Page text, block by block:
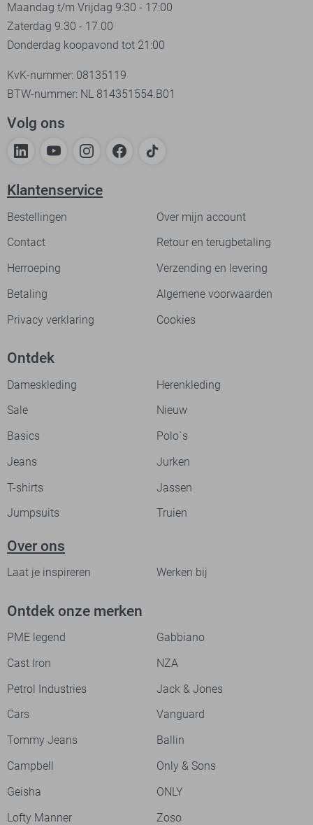
Maandag t/m Vrijdag 9:30 - 17:00
Zaterdag 9.30 - 17.00
Donderdag koopavond tot 21:00
KvK-nummer: 08135119
BTW-nummer: NL 814351554.B01
Volg ons
Klantenservice
Bestellingen
Over mijn account
Contact
Retour en terugbetaling
Herroeping
Verzending en levering
Betaling
Algemene voorwaarden
Privacy verklaring
Cookies
Ontdek
Dameskleding
Herenkleding
Sale
Nieuw
Basics
Polo`s
Jeans
Jurken
T-shirts
Jassen
Jumpsuits
Truien
Over ons
Laat je inspireren Werken bij
Ontdek onze merken
PME legend
Gabbiano
Cast Iron
NZA
Petrol Industries
Jack & Jones
Cars
Vanguard
Tommy Jeans
Ballin
Campbell
Only & Sons
Geisha
ONLY
Lofty Manner
Zoso